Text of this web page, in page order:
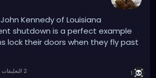
Kennedy of Louisiana
shutdown is a perfect example
lock their doors when they fly past
1